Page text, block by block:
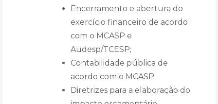
Encerramento e abertura do
exercício financeiro de acordo
com o MCASP e
Audesp/TCESP;
Contabilidade pública de
acordo com o MCASP;
Diretrizes para a elaboração do